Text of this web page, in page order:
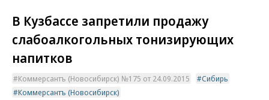
В Кузбассе запретили продажу
слабоалкогольных тонизирующих
напитков
Коммерсантъ (Новосибирск) №175 от 24.09.2015
Сибирь
Коммерсантъ (Новосибирск)